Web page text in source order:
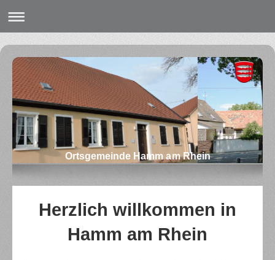
Ortsgemeinde Hamm am Rhein
Herzlich willkommen in
Hamm am Rhein